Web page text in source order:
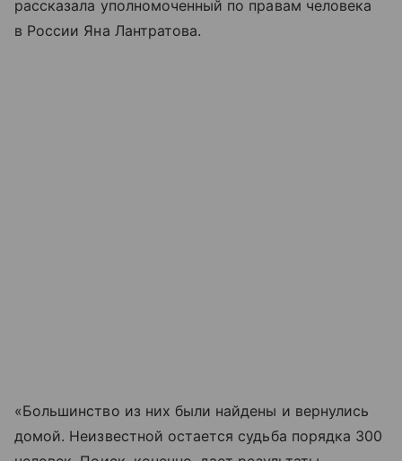
рассказала уполномоченный по правам человека
в России Яна Лантратова.
«Большинство из них были найдены и вернулись
домой. Неизвестной остается судьба порядка 300